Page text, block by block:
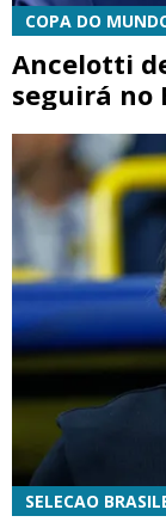
COPA DO
Ancelotti
seguirá no
SELECAO